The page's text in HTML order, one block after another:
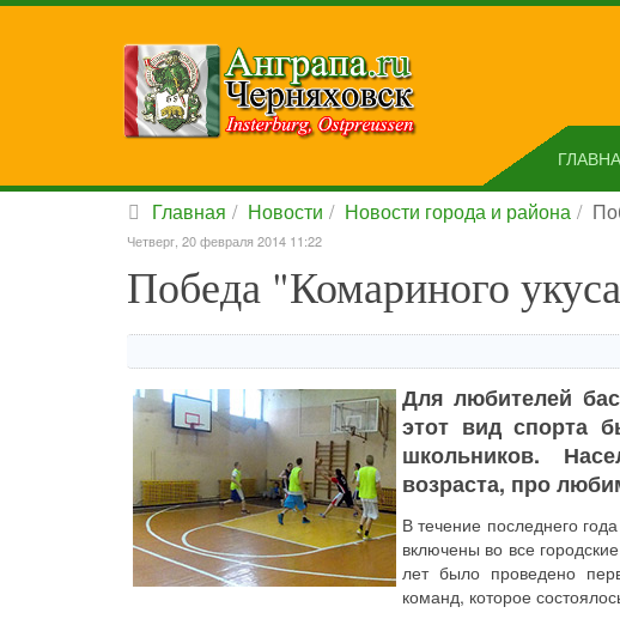
Главная Новости Новости города и района
Четверг, 20 февраля 2014 11:22
Победа "Комариного
Для любителей
этот вид спорта
школьников.
возраста, про
В течение последнего
включены во все
лет было проведено
команд, которое